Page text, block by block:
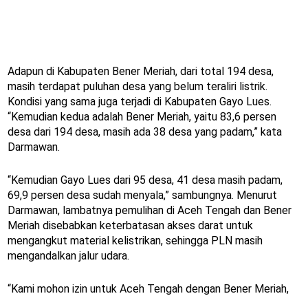
Adapun di Kabupaten Bener Meriah, dari total 194 desa,
masih terdapat puluhan desa yang belum teraliri listrik.
Kondisi yang sama juga terjadi di Kabupaten Gayo Lues.
“Kemudian kedua adalah Bener Meriah, yaitu 83,6 persen
desa dari 194 desa, masih ada 38 desa yang padam,” kata
Darmawan.
“Kemudian Gayo Lues dari 95 desa, 41 desa masih padam,
69,9 persen desa sudah menyala,” sambungnya. Menurut
Darmawan, lambatnya pemulihan di Aceh Tengah dan Bener
Meriah disebabkan keterbatasan akses darat untuk
mengangkut material kelistrikan, sehingga PLN masih
mengandalkan jalur udara.
“Kami mohon izin untuk Aceh Tengah dengan Bener Meriah,